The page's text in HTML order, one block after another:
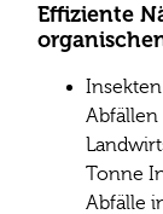
Effiziente
Abfällen
Tonne
Abfälle